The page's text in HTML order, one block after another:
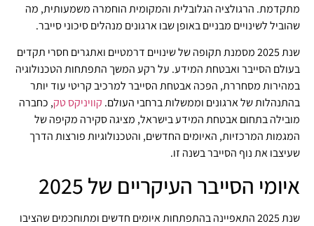
מתקדמת. הרגולציה הגלובלית והמקומית הוחמרה משמעותית, מה
שהוביל לשינויים מבניים באופן שבו ארגונים מנהלים סיכוני סייבר.
שנת 2025 מסמנת תקופה של שינויים דרמטיים ואתגרים חסרי תקדים
בעולם הסייבר ואבטחת המידע. על רקע המשך התפתחות הטכנולוגיה
במהירות מסחררת, הפכה אבטחת הסייבר למרכיב קריטי עוד יותר
בהתנהלות של ארגונים וממשלות ברחבי העולם. קוויניקס טק, כחברה
מובילה בתחום אבטחת המידע בישראל, מציגה סקירה מקיפה של
המגמות המרכזיות, האיומים החדשים, והטכנולוגיות פורצות הדרך
שעיצבו את נוף הסייבר בשנה זו.
איומי הסייבר העיקריים של 2025
שנת 2025 התאפיינה בהתפתחות איומים חדשים ומתוחכמים שהציבו